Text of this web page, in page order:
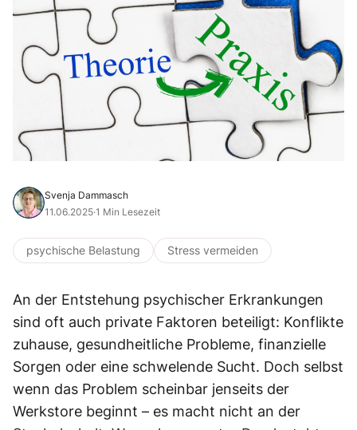
Svenja Dammasch
11.06.2025·1 Min Lesezeit
psychische Belastung Stress vermeiden
An der Entstehung psychischer Erkrankungen
sind oft auch private Faktoren beteiligt: Konflikte
zuhause, gesundheitliche Probleme, finanzielle
Sorgen oder eine schwelende Sucht. Doch selbst
wenn das Problem scheinbar jenseits der
Werkstore beginnt – es macht nicht an der